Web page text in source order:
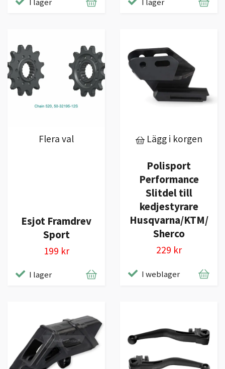
Flera val
Esjot Framdrev
Sport
199 kr
I lager
Lägg i korgen
Polisport
Performance
Slitdel till
kedjestyrare
Husqvarna/KTM/
Sherco
229 kr
I weblager